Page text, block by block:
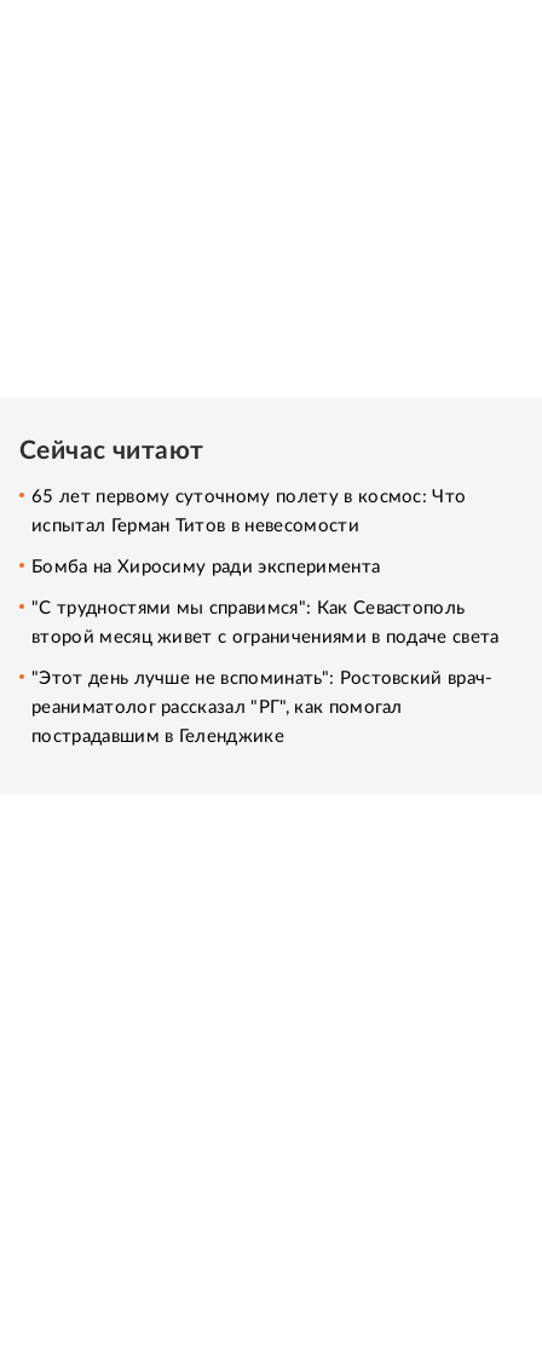
Сейчас читают
65 лет первому суточному полету в космос: Что
испытал Герман Титов в невесомости
Бомба на Хиросиму ради эксперимента
"С трудностями мы справимся": Как Севастополь
второй месяц живет с ограничениями в подаче света
"Этот день лучше не вспоминать": Ростовский врач-
реаниматолог рассказал "РГ", как помогал
пострадавшим в Геленджике